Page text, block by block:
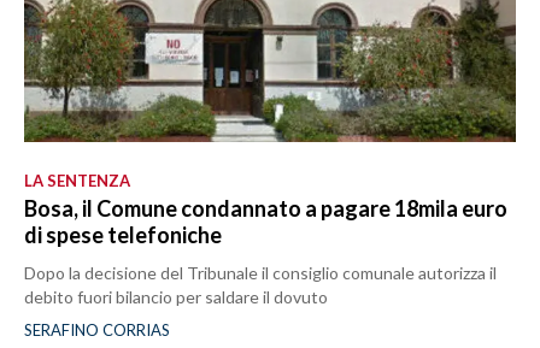
LA SENTENZA
Bosa, il Comune condannato a pagare 18mila euro
di spese telefoniche
Dopo la decisione del Tribunale il consiglio comunale autorizza il
debito fuori bilancio per saldare il dovuto
SERAFINO CORRIAS